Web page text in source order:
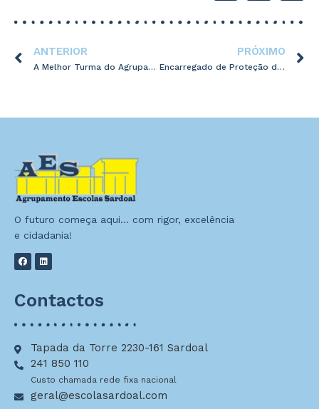
ANTERIOR
A Melhor Turma do Agrupamento?…É a minha! 2017-2018 – Classificação 2º Período
PRÓXIMO
Encarregado de Proteção de Dados
O futuro começa aqui… com rigor, excelência
e cidadania!
Contactos
Tapada da Torre 2230-161 Sardoal
241 850 110
Custo chamada rede fixa nacional
geral@escolasardoal.com